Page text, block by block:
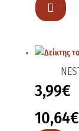

3,99€
10,64€